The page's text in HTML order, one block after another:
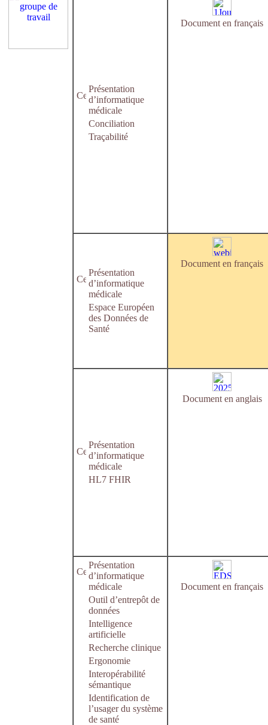
Présentation
d’informatique
médicale
Conciliation
Traçabilité
Document en français
Présentation
d’informatique
médicale
Espace Européen
des Données de
Santé
Document en français
Présentation
d’informatique
médicale
HL7 FHIR
Document en anglais
Présentation
d’informatique
médicale
Outil d’entrepôt de
données
Intelligence
artificielle
Recherche clinique
Ergonomie
Interopérabilité
sémantique
Identification de
l’usager du système
de santé
Document en français